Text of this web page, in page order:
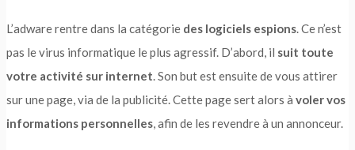
L’adware rentre dans la catégorie des logiciels espions. Ce n’est
pas le virus informatique le plus agressif. D’abord, il suit toute
votre activité sur internet. Son but est ensuite de vous attirer
sur une page, via de la publicité. Cette page sert alors à voler vos
informations personnelles, afin de les revendre à un annonceur.